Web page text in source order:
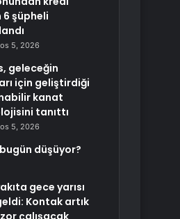
6 şüpheli
5, 2026
geleceğin
için geliştirdiği
kanat
tanıttı
5, 2026
düşüyor?
gece yarısı
Kontak artık
çalışacak